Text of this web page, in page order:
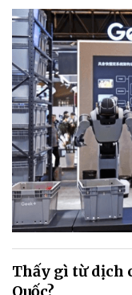
Thấy gì từ dịch